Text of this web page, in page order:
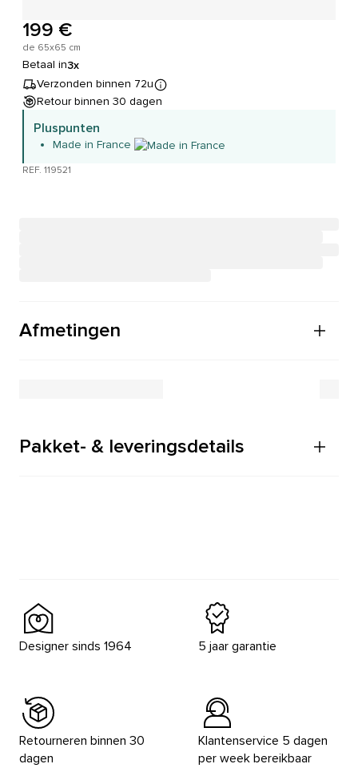
199 €
de 65x65 cm
Betaal in3x
Verzonden binnen 72u
Retour binnen 30 dagen
Pluspunten
Made in France
REF. 119521
Afmetingen
Pakket- & leveringsdetails
Designer sinds 1964 5 jaar garantie
Retourneren binnen 30
dagen
Klantenservice 5 dagen
per week bereikbaar